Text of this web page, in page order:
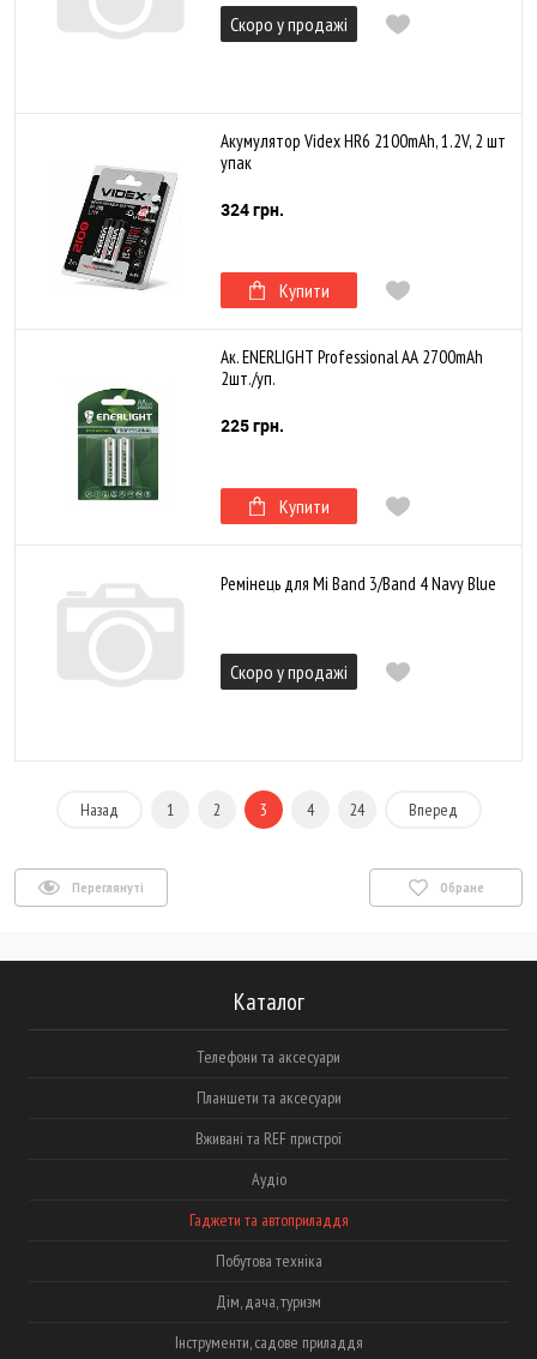
Скоро у продажі
Акумулятор Videx HR6 2100mAh, 1.2V, 2 шт
упак
324 грн.
Купити
Ак. ENERLIGHT Professional AA 2700mAh
2шт./уп.
225 грн.
Купити
Ремінець для Mi Band 3/Band 4 Navy Blue
Скоро у продажі
Назад 1 2 3 4 24 Вперед
Переглянуті Обране
Каталог
Телефони та аксесуари
Планшети та аксесуари
Вживані та REF пристрої
Аудіо
Гаджети та автоприладдя
Побутова техніка
Дім, дача, туризм
Інструменти, садове приладдя